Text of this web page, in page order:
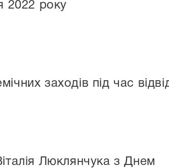
2022 року
заходів під час
Люклянчука з Днем